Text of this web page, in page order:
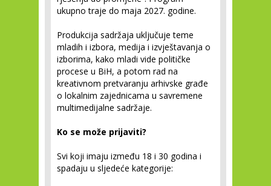
ukupno traje do maja 2027. godine.
Produkcija sadržaja uključuje teme
mladih i izbora, medija i izvještavanja o
izborima, kako mladi vide političke
procese u BiH, a potom rad na
kreativnom pretvaranju arhivske građe
o lokalnim zajednicama u savremene
multimedijalne sadržaje.
Ko se može prijaviti?
Svi koji imaju između 18 i 30 godina i
spadaju u sljedeće kategorije: